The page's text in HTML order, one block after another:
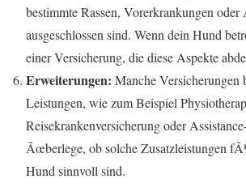
bestimmte Rassen, Vorerkrankungen
ausgeschlossen sind. Wenn dein Hund
einer Versicherung, die diese Aspekte
Erweiterungen: Manche Versicherungen
Leistungen, wie zum Beispiel
Reisekrankenversicherung oder
Ãœberlege, ob solche Zusatzleistungen
Hund sinnvoll sind.